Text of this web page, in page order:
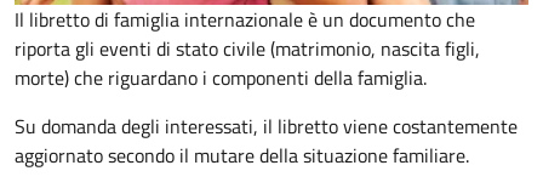
Il libretto di famiglia internazionale è un documento che
riporta gli eventi di stato civile (matrimonio, nascita figli,
morte) che riguardano i componenti della famiglia.
Su domanda degli interessati, il libretto viene costantemente
aggiornato secondo il mutare della situazione familiare.